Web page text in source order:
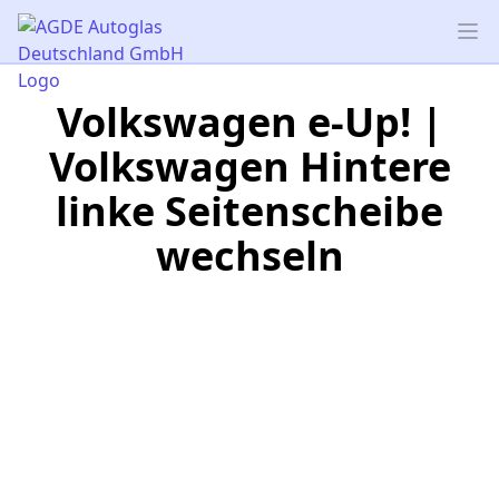
AGDE Autoglas Deutschland GmbH
Volkswagen e-Up! |
Volkswagen Hintere
linke Seitenscheibe
wechseln